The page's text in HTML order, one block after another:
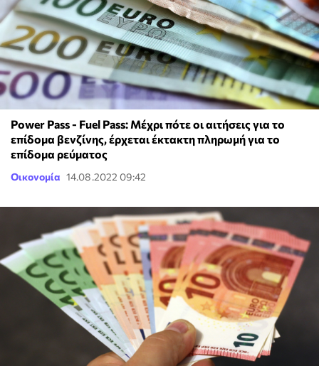
Power Pass - Fuel Pass: Μέχρι πότε οι αιτήσεις για το
επίδομα βενζίνης, έρχεται έκτακτη πληρωμή για το
επίδομα ρεύματος
Οικονομία 14.08.2022 09:42